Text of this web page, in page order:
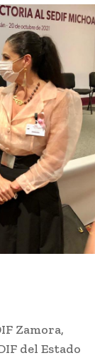
Zamora,
del Estado